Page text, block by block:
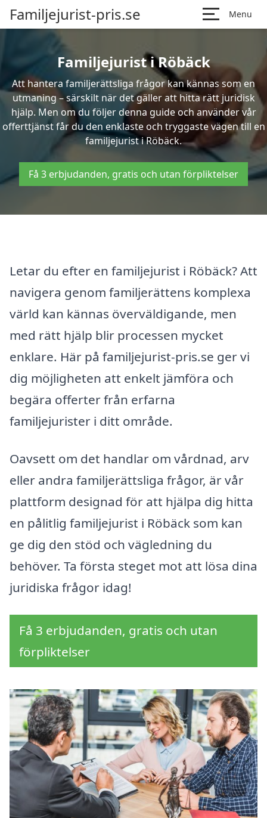
Familjejurist-pris.se Menu
Familjejurist i Röbäck
Att hantera familjerättsliga frågor kan kännas som en
utmaning – särskilt när det gäller att hitta rätt juridisk
hjälp. Men om du följer denna guide och använder vår
offerttjänst får du den enklaste och tryggaste vägen till en
familjejurist i Röbäck.
Få 3 erbjudanden, gratis och utan förpliktelser
Letar du efter en familjejurist i Röbäck? Att
navigera genom familjerättens komplexa
värld kan kännas överväldigande, men
med rätt hjälp blir processen mycket
enklare. Här på familjejurist-pris.se ger vi
dig möjligheten att enkelt jämföra och
begära offerter från erfarna
familjejurister i ditt område.
Oavsett om det handlar om vårdnad, arv
eller andra familjerättsliga frågor, är vår
plattform designad för att hjälpa dig hitta
en pålitlig familjejurist i Röbäck som kan
ge dig den stöd och vägledning du
behöver. Ta första steget mot att lösa dina
juridiska frågor idag!
Få 3 erbjudanden, gratis och utan
förpliktelser